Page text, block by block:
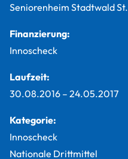
Seniorenheim Stadtwald
Finanzierung:
Innoscheck
Laufzeit:
30.08.2016 – 24.05.2017
Kategorie:
Innoscheck
Nationale Drittmittel